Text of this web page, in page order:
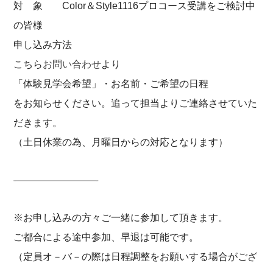
対 象 Color＆Style1116プロコース受講をご検討中
の皆様
申し込み方法
こちらお問い合わせより
「体験見学会希望」・お名前・ご希望の日程
をお知らせください。追って担当よりご連絡させていた
だきます。
（土日休業の為、月曜日からの対応となります）
※お申し込みの方々ご一緒に参加して頂きます。
ご都合による途中参加、早退は可能です。
（定員オ－バ－の際は日程調整をお願いする場合がござ